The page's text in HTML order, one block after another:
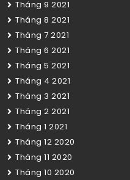
Tháng 9 2021
Tháng 8 2021
Tháng 7 2021
Tháng 6 2021
Tháng 5 2021
Tháng 4 2021
Tháng 3 2021
Tháng 2 2021
Tháng 1 2021
Tháng 12 2020
Tháng 11 2020
Tháng 10 2020